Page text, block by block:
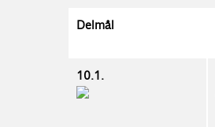
Delmål
10.1.